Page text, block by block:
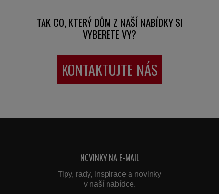
TAK CO, KTERÝ DŮM Z NAŠÍ NABÍDKY SI
VYBERETE VY?
KONTAKTUJTE NÁS
NOVINKY NA E-MAIL
Tipy, rady, inspirace a novinky
v naší nabídce.